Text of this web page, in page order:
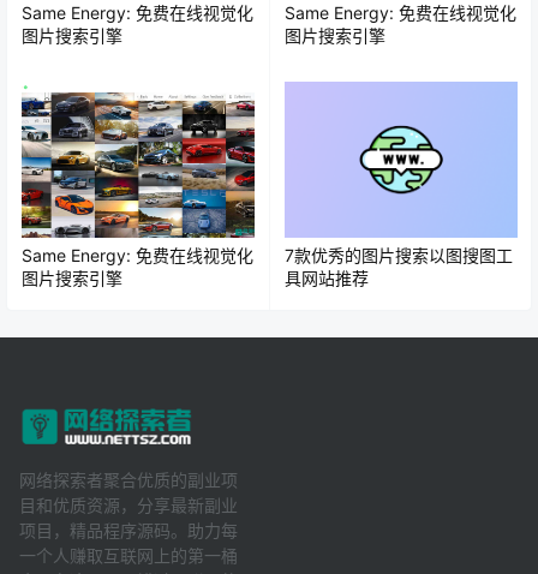
Same Energy: 免费在线视觉化
图片搜索引擎
Same Energy: 免费在线视觉化
图片搜索引擎
Same Energy: 免费在线视觉化
图片搜索引擎
7款优秀的图片搜索以图搜图工
具网站推荐
网络探索者聚合优质的副业项
目和优质资源，分享最新副业
项目，精品程序源码。助力每
一个人赚取互联网上的第一桶